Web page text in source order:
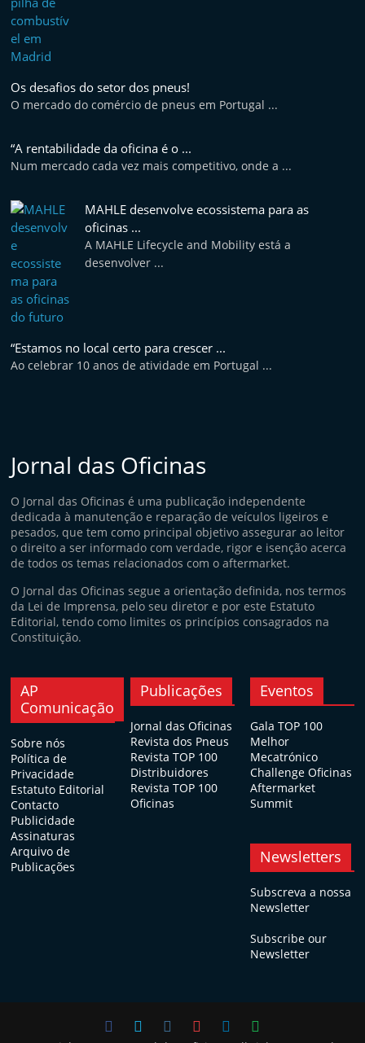
Os desafios do setor dos pneus!
O mercado do comércio de pneus em Portugal ...
“A rentabilidade da oficina é o ...
Num mercado cada vez mais competitivo, onde a ...
MAHLE desenvolve ecossistema para as
oficinas ...
A MAHLE Lifecycle and Mobility está a
desenvolver ...
“Estamos no local certo para crescer ...
Ao celebrar 10 anos de atividade em Portugal ...
Jornal das Oficinas
O Jornal das Oficinas é uma publicação independente
dedicada à manutenção e reparação de veículos ligeiros e
pesados, que tem como principal objetivo assegurar ao leitor
o direito a ser informado com verdade, rigor e isenção acerca
de todos os temas relacionados com o aftermarket.
O Jornal das Oficinas segue a orientação definida, nos termos
da Lei de Imprensa, pelo seu diretor e por este Estatuto
Editorial, tendo como limites os princípios consagrados na
Constituição.
AP
Comunicação
Sobre nós
Política de
Privacidade
Estatuto Editorial
Contacto
Publicidade
Assinaturas
Arquivo de
Publicações
Publicações
Jornal das Oficinas
Revista dos Pneus
Revista TOP 100
Distribuidores
Revista TOP 100
Oficinas
Eventos
Gala TOP 100
Melhor
Mecatrónico
Challenge Oficinas
Aftermarket
Summit
Newsletters
Subscreva a nossa
Newsletter
Subscribe our
Newsletter